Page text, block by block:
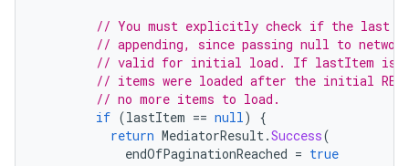
// You must explicitly check if the last
// appending, since passing null to
// valid for initial load. If lastItem is
// items were loaded after the initial
// no more items to load.
if (lastItem == null )
{
return MediatorResult .Success(
endOfPaginationReached = true